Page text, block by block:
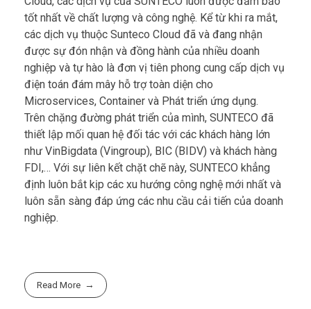
Cloud, các dịch vụ của SUNTECO luôn được đảm bảo
tốt nhất về chất lượng và công nghệ. Kể từ khi ra mắt,
các dịch vụ thuộc Sunteco Cloud đã và đang nhận
được sự đón nhận và đồng hành của nhiều doanh
nghiệp và tự hào là đơn vị tiên phong cung cấp dịch vụ
điện toán đám mây hỗ trợ toàn diện cho
Microservices, Container và Phát triển ứng dụng.
Trên chặng đường phát triển của mình, SUNTECO đã
thiết lập mối quan hệ đối tác với các khách hàng lớn
như VinBigdata (Vingroup), BIC (BIDV) và khách hàng
FDI,… Với sự liên kết chặt chẽ này, SUNTECO khẳng
định luôn bắt kịp các xu hướng công nghệ mới nhất và
luôn sẵn sàng đáp ứng các nhu cầu cải tiến của doanh
nghiệp.